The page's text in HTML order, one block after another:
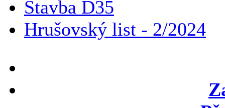
Stavba D35
Hrušovský list - 2/2024